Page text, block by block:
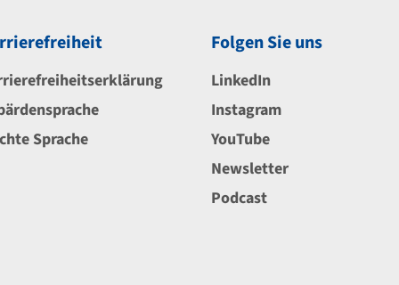
Sprache
Folgen Sie uns
LinkedIn
Instagram
YouTube
Newsletter
Podcast